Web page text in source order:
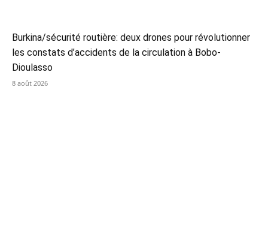
Burkina/sécurité routière: deux drones pour révolutionner
les constats d’accidents de la circulation à Bobo-
Dioulasso
8 août 2026